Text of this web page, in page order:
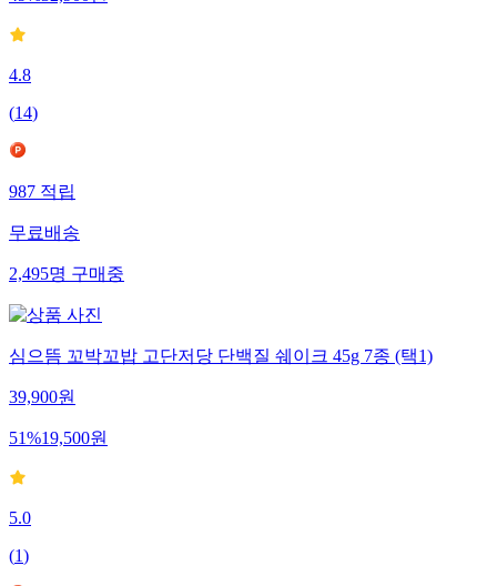
4.8
(14)
987적립
무료배송
2,495명구매중
심으뜸 꼬박꼬밥 고단저당 단백질 쉐이크 45g 7종 (택1)
39,900원
51%19,500원
5.0
(1)